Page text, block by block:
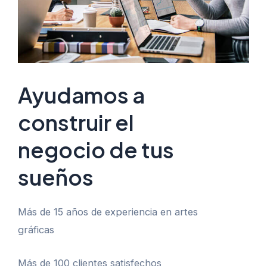
Ayudamos a
construir el
negocio de tus
sueños
Más de 15 años de experiencia en artes
gráficas
Más de 100 clientes satisfechos